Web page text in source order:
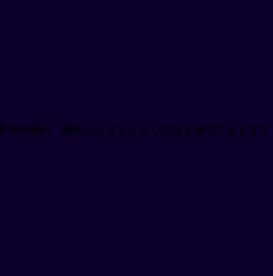
や継続、開始などさまざまな意味を表現できます💡